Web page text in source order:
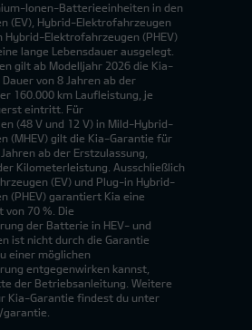
Ionen-Batterieeinheiten in den
(EV), Hybrid-Elektrofahrzeugen
Hybrid-Elektrofahrzeugen (PHEV)
lange Lebensdauer ausgelegt.
gilt ab Modelljahr 2026 die Kia-
von 8 Jahren ab der
160.000 km Laufleistung, je
eintritt. Für
(48 V und 12 V) in Mild-Hybrid-
(MHEV) gilt die Kia-Garantie für
ab der Erstzulassung,
Kilometerleistung. Ausschließlich
(EV) und Plug-in Hybrid-
(PHEV) garantiert Kia eine
70 %. Die
der Batterie in HEV- und
ist nicht durch die Garantie
einer möglichen
entgegenwirken kannst,
der Betriebsanleitung. Weitere
Kia-Garantie findest du unter